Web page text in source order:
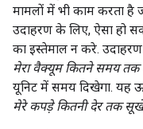
मामलों में भी काम करता है
उदाहरण के लिए, ऐसा हो
का इस्तेमाल न करे.
मेरा वैक्यूम कितने समय तक
यूनिट में समय दिखेगा. यह
मेरे कपड़े कितनी देर तक